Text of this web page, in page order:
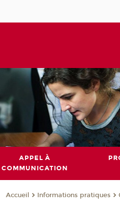
APPEL À
COMMUNICATION
Accueil Informations pratiques